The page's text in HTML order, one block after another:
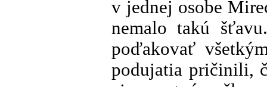
v jednej osobe
nemalo takú
poďakovať
podujatia pričinili,